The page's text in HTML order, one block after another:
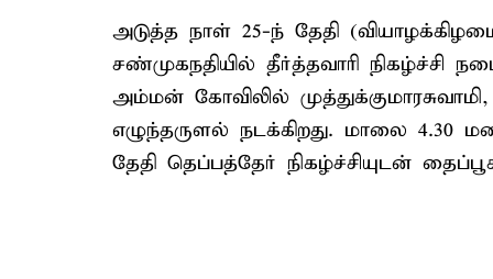
அடுத்த நாள் 25-ந் தேதி
சண்முகநதியில் தீர்த்தவாரி நிகழ்ச்சி
அம்மன் கோவிலில்
எழுந்தருளல் நடக்கிறது. மாலை 4.30
தேதி தெப்பத்தேர் நிகழ்ச்சியுடன் தைப்பூச